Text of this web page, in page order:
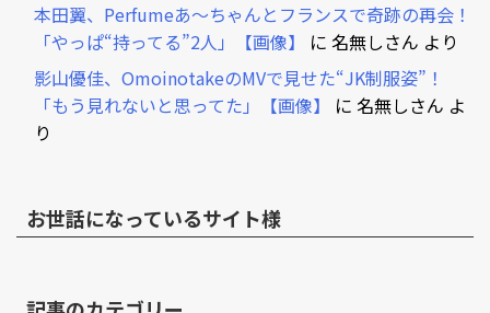
本田翼、Perfumeあ～ちゃんとフランスで奇跡の再会！
「やっぱ“持ってる”2人」【画像】
に 名無しさん より
影山優佳、OmoinotakeのMVで見せた“JK制服姿”！
「もう見れないと思ってた」【画像】
に 名無しさん よ
り
お世話になっているサイト様